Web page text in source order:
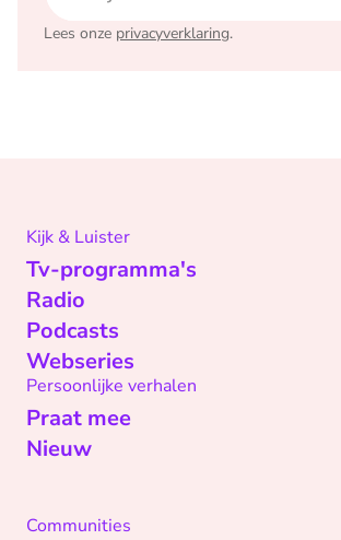
Lees onze privacyverklaring.
Kijk & Luister
Tv-programma's
Radio
Podcasts
Webseries
Persoonlijke verhalen
Praat mee
Nieuw
Communities